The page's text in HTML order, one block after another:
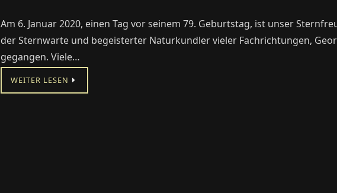
Am 6. Januar 2020, einen Tag vor seinem 79. Geburtstag, ist unser
der Sternwarte und begeisterter Naturkundler vieler Fachrichtungen,
gegangen. Viele…
WEITER LESEN